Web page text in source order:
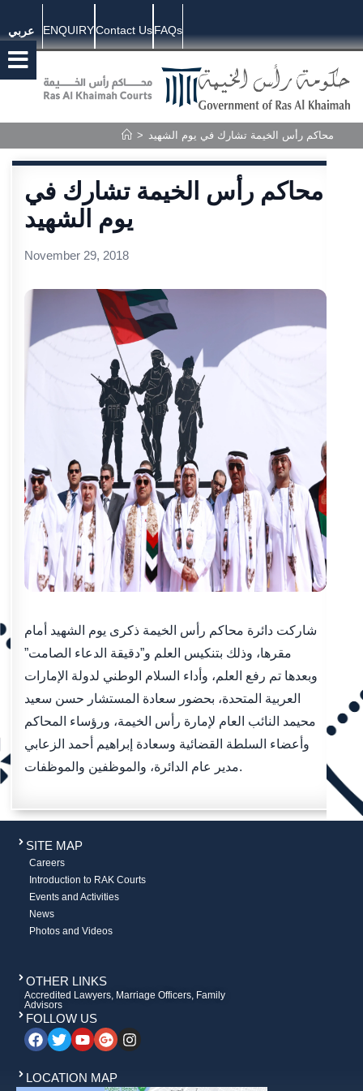
عربي ENQUIRYContact UsFAQs
> محاكم رأس الخيمة تشارك في يوم الشهيد
محاكم رأس الخيمة تشارك في
يوم الشهيد
November 29, 2018
شاركت دائرة محاكم رأس الخيمة ذكرى يوم الشهيد أمام
مقرها، وذلك بتنكيس العلم و”دقيقة الدعاء الصامت”
وبعدها تم رفع العلم، وأداء السلام الوطني لدولة الإمارات
العربية المتحدة، بحضور سعادة المستشار حسن سعيد
محيمد النائب العام لإمارة رأس الخيمة، ورؤساء المحاكم
وأعضاء السلطة القضائية وسعادة إبراهيم أحمد الزعابي
مدير عام الدائرة، والموظفين والموظفات.
SITE MAP
Careers
Introduction to RAK Courts
Events and Activities
News
Photos and Videos
OTHER LINKS
Accredited Lawyers, Marriage Officers, Family
Advisors
FOLLOW US
LOCATION MAP